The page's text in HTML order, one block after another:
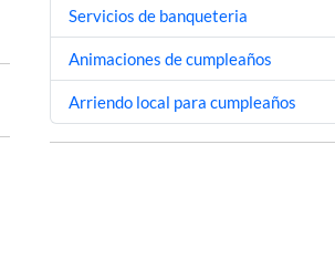
Servicios de banqueteria
Animaciones de cumpleaños
Arriendo local para cumpleaños